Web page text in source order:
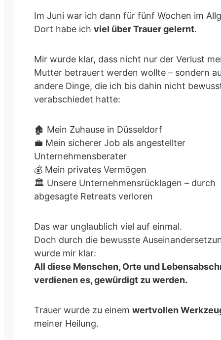
Im Juni war ich dann für fünf Wochen im
Dort habe ich viel über Trauer gelernt.
Mir wurde klar, dass nicht nur der Verlust
Mutter betrauert werden wollte – sondern
andere Dinge, die ich bis dahin nicht
verabschiedet hatte:
🏚️ Mein Zuhause in Düsseldorf
💼 Mein sicherer Job als angestellter
Unternehmensberater
💰 Mein privates Vermögen
🏛️ Unsere Unternehmensrücklagen – durch
abgesagte Retreats verloren
Das war unglaublich viel auf einmal.
Doch durch die bewusste
wurde mir klar:
All diese Menschen, Orte und
verdienen es, gewürdigt zu werden.
Trauer wurde zu einem wertvollen
meiner Heilung.